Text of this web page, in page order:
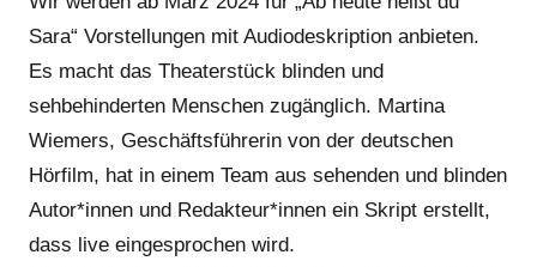
Sara“ Vorstellungen mit Audiodeskription anbieten.
Es macht das Theaterstück blinden und
sehbehinderten Menschen zugänglich. Martina
Wiemers, Geschäftsführerin von der deutschen
Hörfilm, hat in einem Team aus sehenden und blinden
Autor*innen und Redakteur*innen ein Skript erstellt,
dass live eingesprochen wird.